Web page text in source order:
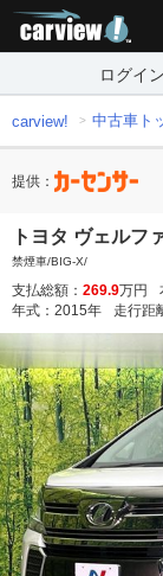
ログイン
carview! 中古車ト
提供：
トヨタ ヴェルフ
禁煙車/BIG-X/
支払総額： 269.9万円
年式： 2015年 走行距